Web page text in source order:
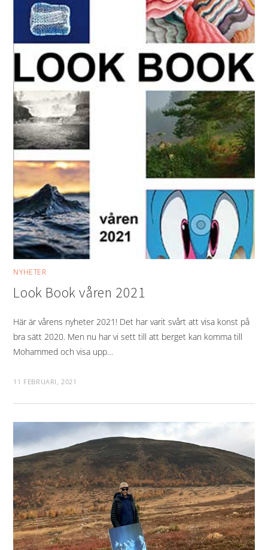
NYHETER
Look Book våren 2021
Här är vårens nyheter 2021! Det har varit svårt att visa konst på
bra sätt 2020. Men nu har vi sett till att berget kan komma till
Mohammed och visa upp…
11 FEBRUARI, 2021